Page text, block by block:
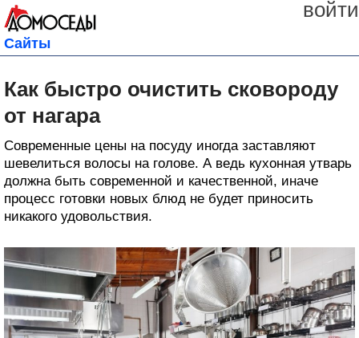
войти
Сайты
Как быстро очистить сковороду
от нагара
Современные цены на посуду иногда заставляют
шевелиться волосы на голове. А ведь кухонная утварь
должна быть современной и качественной, иначе
процесс готовки новых блюд не будет приносить
никакого удовольствия.